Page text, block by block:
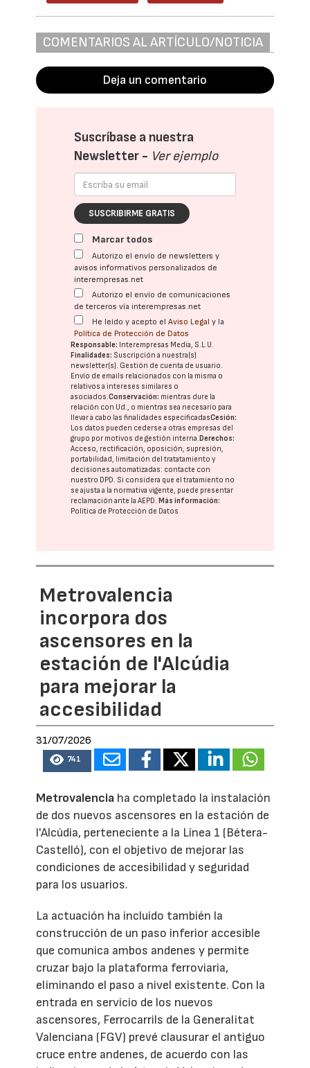
COMENTARIOS AL ARTÍCULO/NOTICIA
Deja un comentario
Suscríbase a nuestra
Newsletter - Ver ejemplo
SUSCRIBIRME GRATIS
Marcar todos
Autorizo el envío de newsletters y
avisos informativos personalizados de
interempresas.net
Autorizo el envío de comunicaciones
de terceros vía interempresas.net
He leído y acepto elAviso Legal y la
Política de Protección de Datos
Responsable: Interempresas Media, S.L.U.
Finalidades: Suscripción a nuestra(s)
newsletter(s). Gestión de cuenta de usuario.
Envío de emails relacionados con la misma o
relativos a intereses similares o
asociados.Conservación: mientras dure la
relación con Ud., o mientras sea necesario para
llevar a cabo las finalidades especificadasCesión:
Los datos pueden cederse a otras empresas del
grupo por motivos de gestión interna. Derechos:
Acceso, rectificación, oposición, supresión,
portabilidad, limitación del tratatamiento y
decisiones automatizadas: contacte con
nuestro DPD. Si considera que el tratamiento no
se ajusta a la normativa vigente, puede presentar
reclamación ante laAEPD. Más información:
Política de Protección de Datos
Metrovalencia
incorpora dos
ascensores en la
estación de l'Alcúdia
para mejorar la
accesibilidad
31/07/2026
741
Metrovalencia ha completado la instalación
de dos nuevos ascensores en la estación de
l'Alcúdia, perteneciente a la Línea 1 (Bétera-
Castelló), con el objetivo de mejorar las
condiciones de accesibilidad y seguridad
para los usuarios.
La actuación ha incluido también la
construcción de un paso inferior accesible
que comunica ambos andenes y permite
cruzar bajo la plataforma ferroviaria,
eliminando el paso a nivel existente. Con la
entrada en servicio de los nuevos
ascensores, Ferrocarrils de la Generalitat
Valenciana (FGV) prevé clausurar el antiguo
cruce entre andenes, de acuerdo con las